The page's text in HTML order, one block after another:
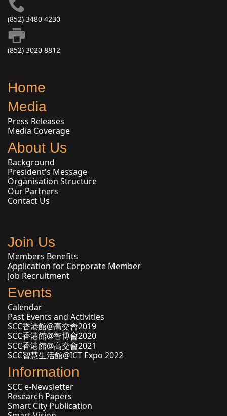
(852) 3480 4230
(852) 3020 8812
Home
Media
Press Releases
Media Coverage
About Us
Background
President's Message
Organisation Structure
Our Partners
Contact Us
Join Us
Members Benefits
Application for Corporate Member
Job Recruitment
Events
Calendar
Past Events and Activities
SCC香港館@高交會2019
SCC香港館@智博會2020
SCC香港館@高交會2021
SCC智慧生活館@ICT Expo 2022
Information
SCC e-Newsletter
Research Papers
Smart City Publication